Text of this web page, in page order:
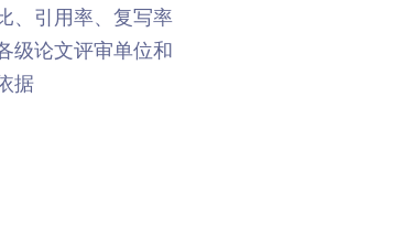
、引用率、复写率
级论文评审单位和
据